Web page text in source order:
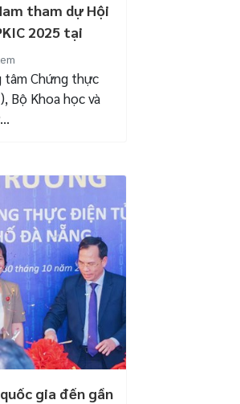
tham dự Hội
2025 tại
tâm Chứng thực
Bộ Khoa học và
gia đến gần